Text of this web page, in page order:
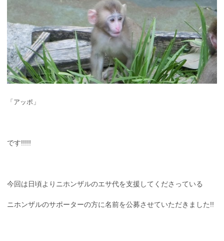
「アッポ」
です!!!!!
今回は日頃よりニホンザルのエサ代を支援してくださっている
ニホンザルのサポーターの方に名前を公募させていただきました!!